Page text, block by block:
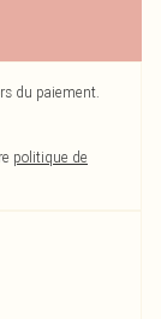
du paiement.
politique de